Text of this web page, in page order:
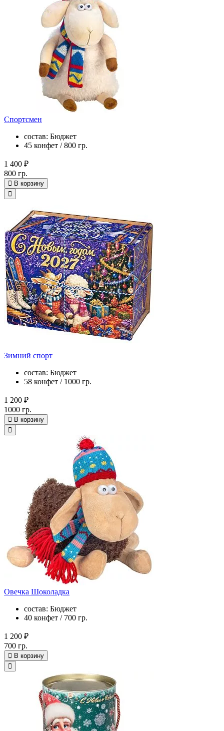
Спортсмен
состав: Бюджет
45 конфет / 800 гр.
1 400 ₽
800 гр.
В корзину
Зимний спорт
состав: Бюджет
58 конфет / 1000 гр.
1 200 ₽
1000 гр.
В корзину
Овечка Шоколадка
состав: Бюджет
40 конфет / 700 гр.
1 200 ₽
700 гр.
В корзину